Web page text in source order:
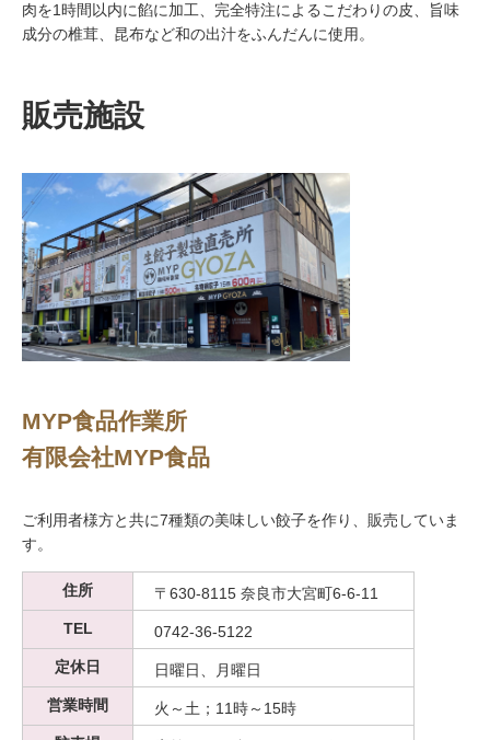
肉を1時間以内に餡に加工、完全特注によるこだわりの皮、旨味
成分の椎茸、昆布など和の出汁をふんだんに使用。
販売施設
MYP食品作業所
有限会社MYP食品
ご利用者様方と共に7種類の美味しい餃子を作り、販売していま
す。
住所
〒630-8115 奈良市大宮町6-6-11
TEL
0742-36-5122
定休日
日曜日、月曜日
営業時間
火～土；11時～15時